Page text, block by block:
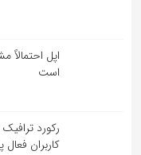
اپل
است
رکورد
کاربران